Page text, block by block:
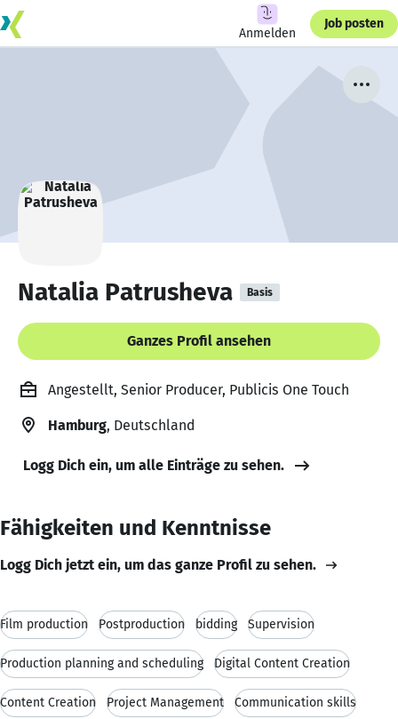
Anmelden
Job posten
Natalia Patrusheva Basis
Ganzes Profil ansehen
Angestellt, Senior Producer, Publicis One Touch
Hamburg, Deutschland
Logg Dich ein, um alle Einträge zu sehen.
Fähigkeiten und Kenntnisse
Logg Dich jetzt ein, um das ganze Profil zu sehen.
Film production Postproduction bidding Supervision
Production planning and scheduling Digital Content Creation
Content Creation Project Management Communication skills